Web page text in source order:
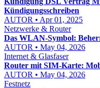
Kündigungsschreiben
AUTOR • Apr 01, 2025
Netzwerke & Router
Das WLAN-Symbol:
AUTOR • May 04, 2026
Internet & Glasfaser
Router mit SIM-Karte:
AUTOR • May 04, 2026
Festnetz